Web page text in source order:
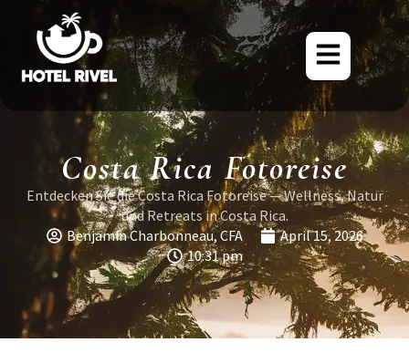
Costa Rica Fotoreise
Entdecken Sie die Costa Rica Fotoreise — Wellness, Natur
und Retreats in Costa Rica.
Benjamin Charbonneau, CFA
April 15, 2026
10:31 pm